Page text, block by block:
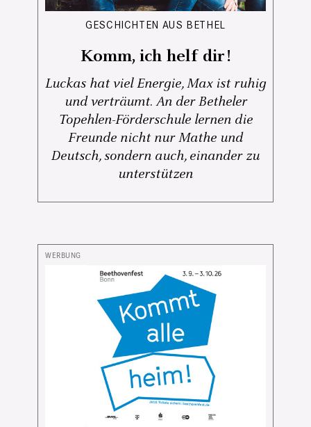
GESCHICHTEN AUS BETHEL
Komm, ich helf dir!
Luckas hat viel Energie, Max ist ruhig
und verträumt. An der Betheler
Topehlen-Förderschule lernen die
Freunde nicht nur Mathe und
Deutsch, sondern auch, einander zu
unterstützen